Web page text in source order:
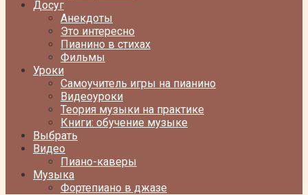
Досуг
Анекдоты
Это интересно
Пианино в стихах
Фильмы
Уроки
Самоучитель игры на пианино
Видеоуроки
Теория музыки на практике
Книги: обучение музыке
Выбрать
Видео
Пиано-каверы
Музыка
Фортепиано в джазе